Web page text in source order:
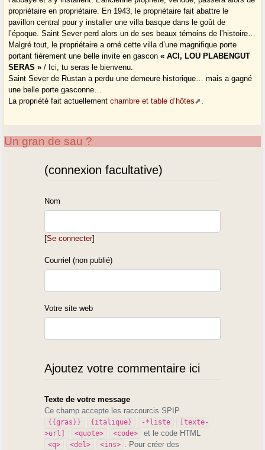
propriétaire en propriétaire. En 1943, le propriétaire fait abattre le
pavillon central pour y installer une villa basque dans le goût de
l’époque. Saint Sever perd alors un de ses beaux témoins de l’histoire…
Malgré tout, le propriétaire a orné cette villa d’une magnifique porte
portant fièrement une belle invite en gascon« ACI, LOU PLABENGUT
SERAS » / Ici, tu seras le bienvenu.
Saint Sever de Rustan a perdu une demeure historique… mais a gagné
une belle porte gasconne…
La propriété fait actuellementchambre et table d’hôtes .
Un gran de sau ?
(connexion facultative)
Nom
[Se connecter]
Courriel (non publié)
Votre site web
Ajoutez votre commentaire ici
Texte de votre message
Ce champ accepte les raccourcis SPIP
{{gras}} {italique} -*liste
[texte-
>url]
<quote> <code> et le code HTML
<q> <del> <ins> . Pour créer des